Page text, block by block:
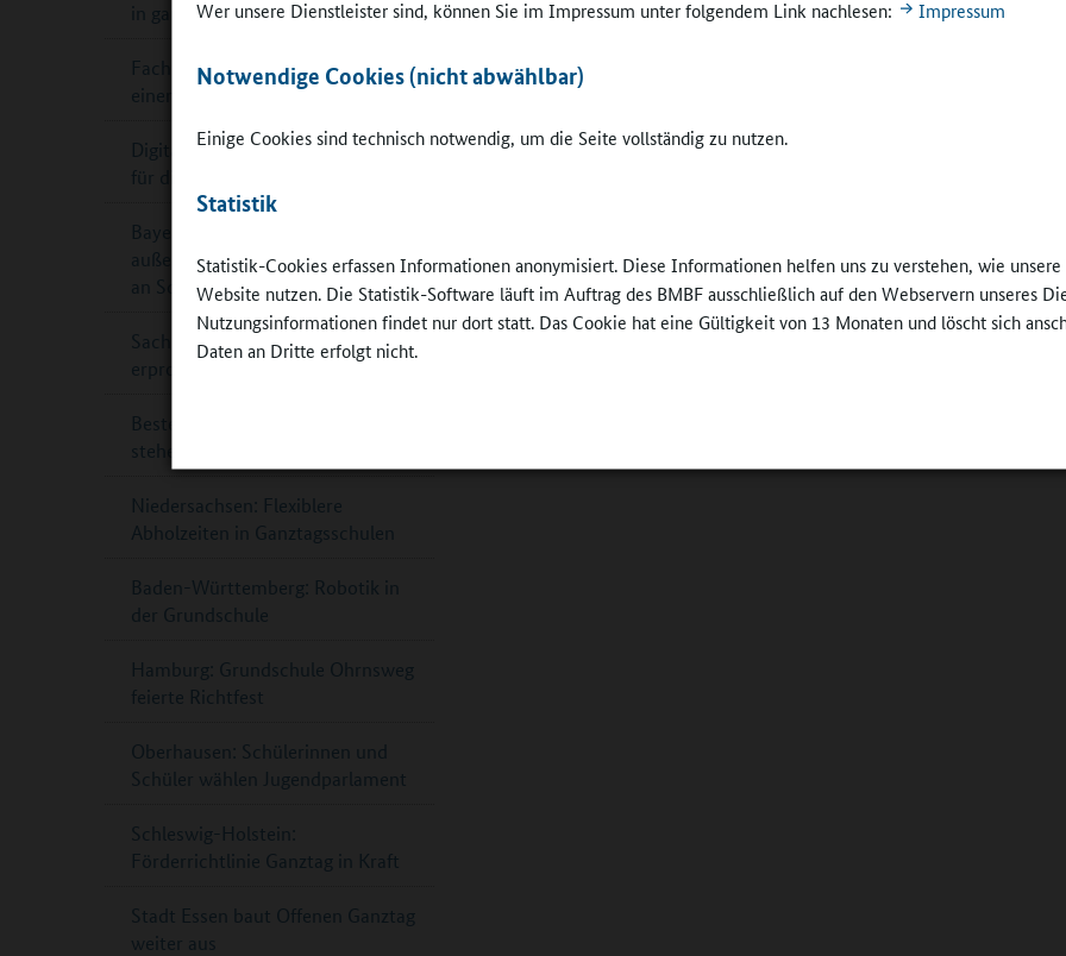
Wer unsere Dienstleister sind, können Sie im Impressum unter folgendem Link nachlesen: Impressum
Notwendige Cookies (nicht abwählbar)
Einige Cookies sind technisch notwendig, um die Seite vollständig zu nutzen.
Statistik
Statistik-Cookies erfassen Informationen anonymisiert. Diese Informationen helfen uns zu verstehen, wie unsere
Website nutzen. Die Statistik-Software läuft im Auftrag des BMBF ausschließlich auf den Webservern unseres
Nutzungsinformationen findet nur dort statt. Das Cookie hat eine Gültigkeit von 13 Monaten und löscht sich
Daten an Dritte erfolgt nicht.
in ganz Bayern
Fachtag „Küchen und Mensen für
einen kindgerechten Ganztag“
Digitaler Leitfaden Küchenplanung
für die Schulverpflegung
Bayern: Staatspreis für
außergewöhnliche Theaterarbeit
an Schulen
Sachsen-Anhalt: Ganztagsschule
erprobt Katastrophenschutz
Beste Schülerzeitungen 2024
stehen fest
Niedersachsen: Flexiblere
Abholzeiten in Ganztagsschulen
Baden-Württemberg: Robotik in
der Grundschule
Hamburg: Grundschule Ohrnsweg
feierte Richtfest
Oberhausen: Schülerinnen und
Schüler wählen Jugendparlament
Schleswig-Holstein:
Förderrichtlinie Ganztag in Kraft
Stadt Essen baut Offenen Ganztag
weiter aus